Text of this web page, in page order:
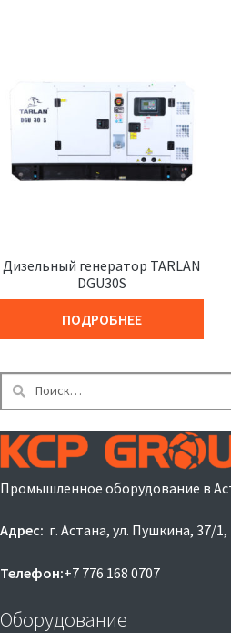
Дизельный генератор TARLAN
DGU30S
ПОДРОБНЕЕ
Найти:
Промышленное оборудование в
Адрес: г. Астана, ул. Пушкина, 37/
Телефон:+7 776 168 0707
Оборудование